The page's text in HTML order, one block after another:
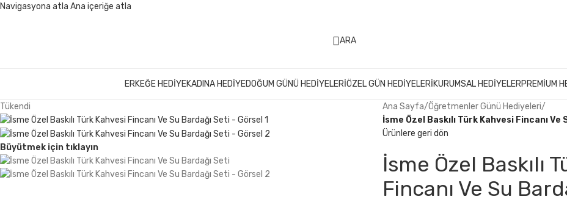
Navigasyona atla Ana içeriğe atla
ARA
ERKEĞE HEDIYEKADINA HEDIYEDOĞUM GÜNÜ HEDIYELERIÖZEL GÜN HEDIYELERIKURUMSAL HEDIYELERPREMIUM
Tükendi
Büyütmek için tıklayın
Ana Sayfa/Öğretmenler Günü Hediyeleri/
İsme Özel Baskılı Türk Kahvesi Fincanı Ve
Ürünlere geri dön
İsme Özel Baskılı
Fincanı Ve Su